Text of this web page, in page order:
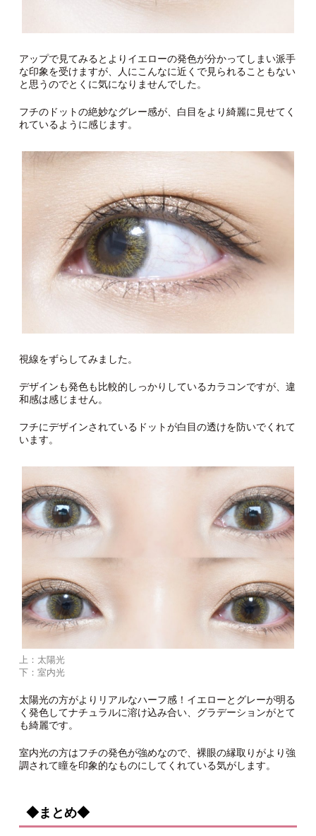
アップで見てみるとよりイエローの発色が分かってしまい派手
な印象を受けますが、人にこんなに近くで見られることもない
と思うのでとくに気になりませんでした。
フチのドットの絶妙なグレー感が、白目をより綺麗に見せてく
れているように感じます。
視線をずらしてみました。
デザインも発色も比較的しっかりしているカラコンですが、違
和感は感じません。
フチにデザインされているドットが白目の透けを防いでくれて
います。
上：太陽光
下：室内光
太陽光の方がよりリアルなハーフ感！イエローとグレーが明る
く発色してナチュラルに溶け込み合い、グラデーションがとて
も綺麗です。
室内光の方はフチの発色が強めなので、裸眼の縁取りがより強
調されて瞳を印象的なものにしてくれている気がします。
◆まとめ◆